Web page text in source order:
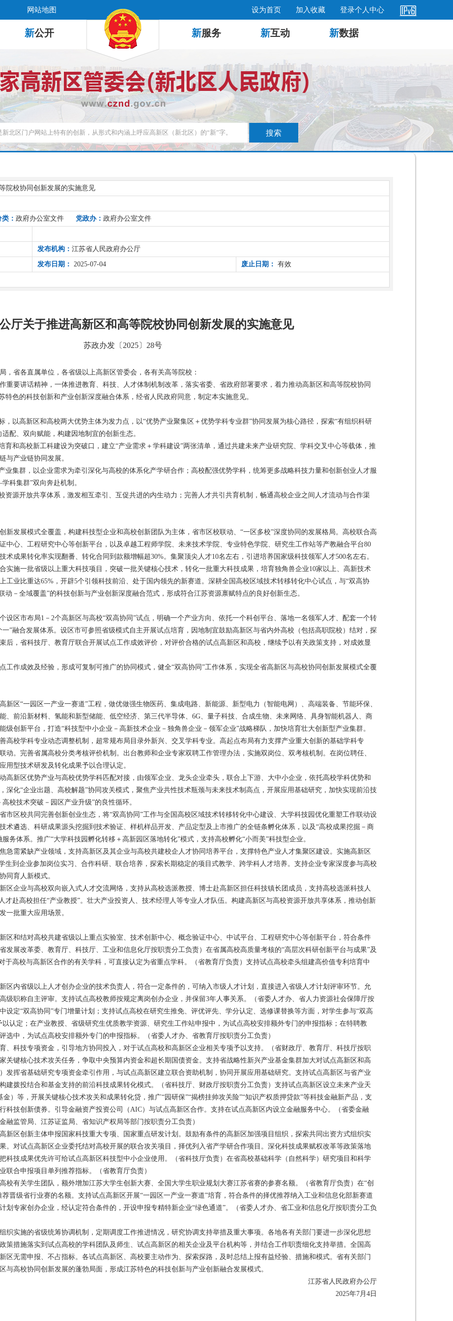
网站地图 设为首页 加入收藏 登录个人中心
新公开 新服务 新互动 新数据
院校协同创新发展的实施意见
： 政府办公室文件 党政办： 政府办公室文件
发布机构： 江苏省人民政府办公厅
发布日期： 2025-07-04 废止日期： 有效
厅关于推进高新区和高等院校协同创新发展的实施意见
苏政办发〔2025〕28号
，省各直属单位，各省级以上高新区管委会，各有关高等院校：
重要讲话精神，一体推进教育、科技、人才体制机制改革，落实省委、省政府部署要求，着力推动高新区和高等院校协同
特色的科技创新和产业创新深度融合体系，经省人民政府同意，制定本实施意见。
，以高新区和高校两大优势主体为发力点，以“优势产业聚集区＋优势学科专业群”协同发展为核心路径，探索“有组织科研
配、双向赋能，构建因地制宜的创新生态。
和高校新工科建设为突破口，建立“产业需求＋学科建设”两张清单，通过共建未来产业研究院、学科交叉中心等载体，推
与产业链协同发展。
集群，以企业需求为牵引深化与高校的体系化产学研合作；高校配强优势学科，统筹更多战略科技力量和创新创业人才服
科集群”双向奔赴机制。
源开放共享体系，激发相互牵引、互促共进的内生动力；完善人才共引共育机制，畅通高校企业之间人才流动与合作渠
新发展模式全覆盖，构建科技型企业和高校创新团队为主体，省市区校联动、“一区多校”深度协同的发展格局。高校联合高
中心、工程研究中心等创新平台，以及卓越工程师学院、未来技术学院、专业特色学院、研究生工作站等产教融合平台80
术成果转化率实现翻番、转化合同到款额增幅超30%。集聚顶尖人才10名左右，引进培养国家级科技领军人才500名左右。
实施一批省级以上重大科技项目，突破一批关键核心技术，转化一批重大科技成果，培育独角兽企业10家以上、高新技术
工业比重达65%，开辟5个引领科技前沿、处于国内领先的新赛道。深耕全国高校区域技术转移转化中心试点，与“双高协
动－全域覆盖”的科技创新与产业创新深度融合范式，形成符合江苏资源禀赋特点的良好创新生态。
设区市布局1－2个高新区与高校“双高协同”试点，明确一个产业方向、依托一个科创平台、落地一名领军人才、配套一个转
”融合发展体系。设区市可参照省级模式自主开展试点培育，因地制宜鼓励高新区与省内外高校（包括高职院校）结对，探
后，省科技厅、教育厅联合开展试点工作成效评价，对评价合格的试点高新区和高校，继续予以有关政策支持，对成效显
工作成效及经验，形成可复制可推广的协同模式，健全“双高协同”工作体系，实现全省高新区与高校协同创新发展模式全覆
新区“一园区一产业一赛道”工程，做优做强生物医药、集成电路、新能源、新型电力（智能电网）、高端装备、节能环保、
、前沿新材料、氢能和新型储能、低空经济、第三代半导体、6G、量子科技、合成生物、未来网络、具身智能机器人、商
级创新平台，打造“科技型中小企业－高新技术企业－独角兽企业－领军企业”战略梯队，加快培育壮大创新型产业集群。
高校学科专业动态调整机制，超常规布局目录外新兴、交叉学科专业。高起点布局有力支撑产业重大创新的基础学科专
动。完善省属高校分类考核评价机制。出台教师和企业专家双聘工作管理办法，实施双岗位、双考核机制。在岗位聘任、
用型技术研发及转化成果予以合理认定。
高新区优势产业与高校优势学科匹配对接，由领军企业、龙头企业牵头，联合上下游、大中小企业，依托高校学科优势和
深化“企业出题、高校解题”协同攻关模式，聚焦产业共性技术瓶颈与未来技术制高点，开展应用基础研究，加快实现前沿技
校技术突破－园区产业升级”的良性循环。
市区校共同完善创新创业生态，将“双高协同”工作与全国高校区域技术转移转化中心建设、大学科技园优化重塑工作联动设
术遴选、科研成果源头挖掘到技术验证、样机样品开发、产品定型及上市推广的全链条孵化体系，以及“高校成果挖掘－商
务体系。推广“大学科技园孵化转移＋高新园区落地转化”模式，支持高校孵化“小而美”科技型企业。
急需紧缺产业领域，支持高新区及其企业与高校共建校企人才协同培养平台，支撑特色产业人才集聚区建设。实施高新区
生到企业参加岗位实习、合作科研、联合培养，探索长期稳定的项目式教学、跨学科人才培养。支持企业专家深度参与高校
同育人新模式。
区企业与高校双向嵌入式人才交流网络，支持从高校选派教授、博士赴高新区担任科技镇长团成员，支持高校选派科技人
才赴高校担任“产业教授”。壮大产业投资人、技术经理人等专业人才队伍。构建高新区与高校资源开放共享体系，推动创新
一批重大应用场景。
区和结对高校共建省级以上重点实验室、技术创新中心、概念验证中心、中试平台、工程研究中心等创新平台，符合条件
发展改革委、教育厅、科技厅、工业和信息化厅按职责分工负责）在省属高校高质量考核的“高层次科研创新平台与成果”及
于高校与高新区合作的有关学科，可直接认定为省重点学科。（省教育厅负责）支持试点高校牵头组建高价值专利培育中
区内省级以上人才创办企业的技术负责人，符合一定条件的，可纳入市级人才计划，直接进入省级人才计划评审环节。允
级职称自主评审。支持试点高校教师按规定离岗创办企业，并保留3年人事关系。（省委人才办、省人力资源社会保障厅按
设定“双高协同”专门增量计划；支持试点高校在研究生推免、评优评先、学分认定、选修课替换等方面，对学生参与“双高
认定；在产业教授、省级研究生优质教学资源、研究生工作站申报中，为试点高校安排额外专门的申报指标；在特聘教
选中，为试点高校安排额外专门的申报指标。（省委人才办、省教育厅按职责分工负责）
、科技专项资金，引导地方协同投入，对于试点高校和高新区企业相关专项予以支持。（省财政厅、教育厅、科技厅按职
关键核心技术攻关任务，争取中央预算内资金和超长期国债资金。支持省战略性新兴产业基金集群加大对试点高新区和高
发挥省基础研究专项资金牵引作用，与试点高新区建立联合资助机制，协同开展应用基础研究。支持试点高新区与省产业
建拨投结合和基金支持的前沿科技成果转化模式。（省科技厅、财政厅按职责分工负责）支持试点高新区设立未来产业天
）等，开展关键核心技术攻关和成果转化贷，推广“园研保”“揭榜挂帅攻关险”“知识产权质押贷款”等科技金融新产品，支
科技创新债券。引导金融资产投资公司（AIC）与试点高新区合作。支持在试点高新区内设立金融服务中心。（省委金融
融监管局、江苏证监局、省知识产权局等部门按职责分工负责）
新区创新主体申报国家科技重大专项、国家重点研发计划。鼓励有条件的高新区加强项目组织，探索共同出资方式组织实
。对试点高新区企业委托结对高校开展的联合攻关项目，择优列入省产学研合作项目。深化科技成果赋权改革等政策落地
科技成果优先许可给试点高新区科技型中小企业使用。（省科技厅负责）在省高校基础科学（自然科学）研究项目和科学
联合申报项目单列推荐指标。（省教育厅负责）
校有关学生团队，额外增加江苏大学生创新大赛、全国大学生职业规划大赛江苏省赛的参赛名额。（省教育厅负责）在“创
晋级省行业赛的名额。支持试点高新区开展“一园区一产业一赛道”培育，符合条件的择优推荐纳入工业和信息化部新赛道
划专家创办企业，经认定符合条件的，开设申报专精特新企业“绿色通道”。（省委人才办、省工业和信息化厅按职责分工负
织实施的省级统筹协调机制，定期调度工作推进情况，研究协调支持举措及重大事项。各地各有关部门要进一步深化思想
策措施落实到试点高校的学科团队及师生、试点高新区的相关企业及平台机构等，并结合工作职责细化支持举措。全国高
区无需申报、不占指标。各试点高新区、高校要主动作为、探索探路，及时总结上报有益经验、措施和模式。省有关部门
与高校协同创新发展的蓬勃局面，形成江苏特色的科技创新与产业创新融合发展模式。
江苏省人民政府办公厅
2025年7月4日